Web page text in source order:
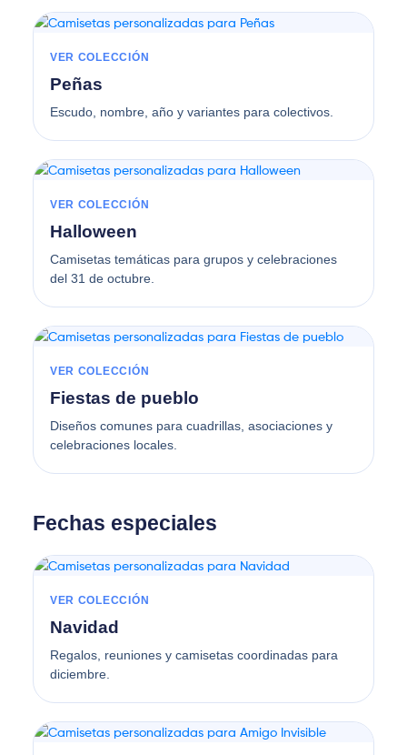
VER COLECCIÓN
Peñas
Escudo, nombre, año y variantes para colectivos.
VER COLECCIÓN
Halloween
Camisetas temáticas para grupos y celebraciones
del 31 de octubre.
VER COLECCIÓN
Fiestas de pueblo
Diseños comunes para cuadrillas, asociaciones y
celebraciones locales.
Fechas especiales
VER COLECCIÓN
Navidad
Regalos, reuniones y camisetas coordinadas para
diciembre.